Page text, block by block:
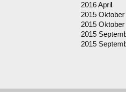
2016 April
2015 Oktober
2015 Oktober
2015
2015